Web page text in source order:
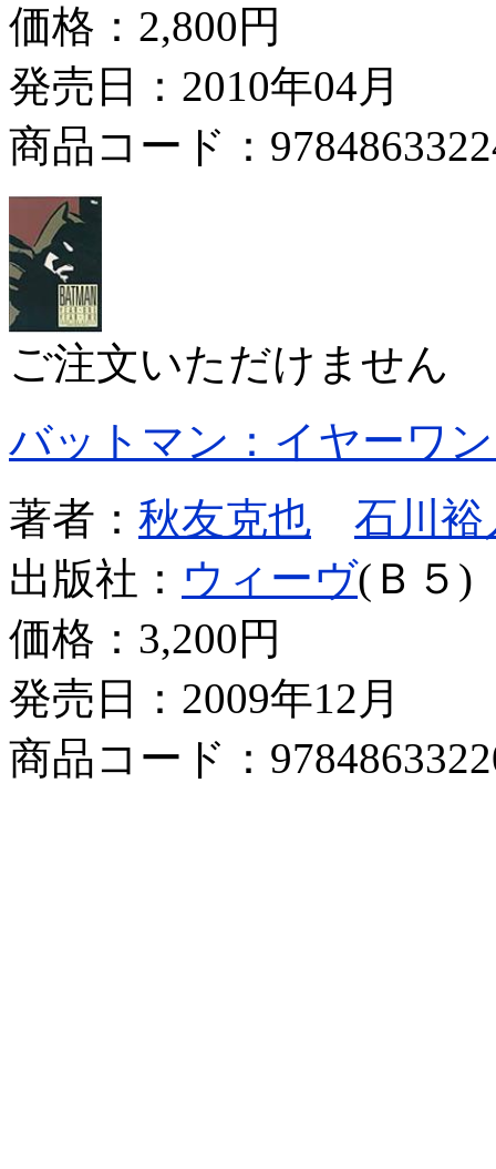
価格： 2,800円
発売日：2010年04月
商品コード：
ご注文いただけません
バットマン：イヤーワ
著者： 秋友克也
石川裕
出版社： ウィーヴ(Ｂ５)
価格： 3,200円
発売日：2009年12月
商品コード：